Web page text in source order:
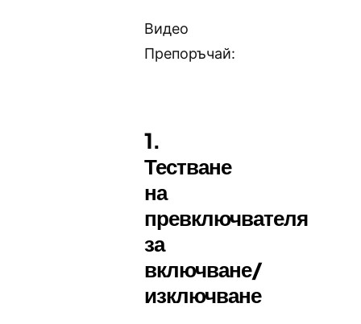
Видео
Препоръчай:
1.
Тестване
на
превключвателя
за
включване/
изключване